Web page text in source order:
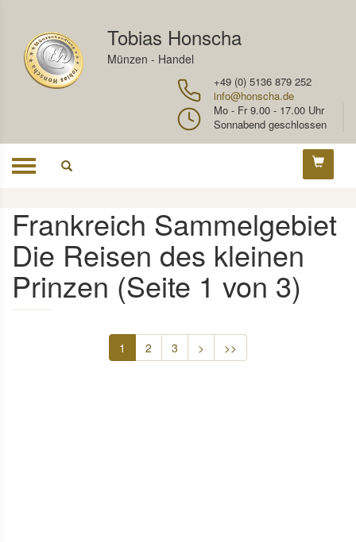
Tobias Honscha
Münzen - Handel
+49 (0) 5136 879 252
info@honscha.de
Mo - Fr 9.00 - 17.00 Uhr
Sonnabend geschlossen
Toggle
Frankreich Sammelgebiet
Die Reisen des kleinen
Prinzen (Seite 1 von 3)
1 2 3 > >>